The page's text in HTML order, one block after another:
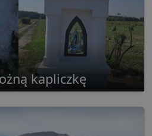
kapliczkę